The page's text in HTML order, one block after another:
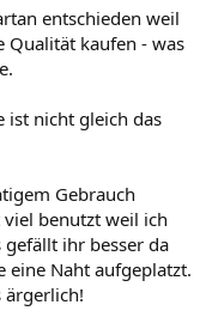
entschieden weil
Qualität kaufen - was
ist nicht gleich das
Gebrauch
benutzt weil ich
gefällt ihr besser da
eine Naht aufgeplatzt.
ärgerlich!